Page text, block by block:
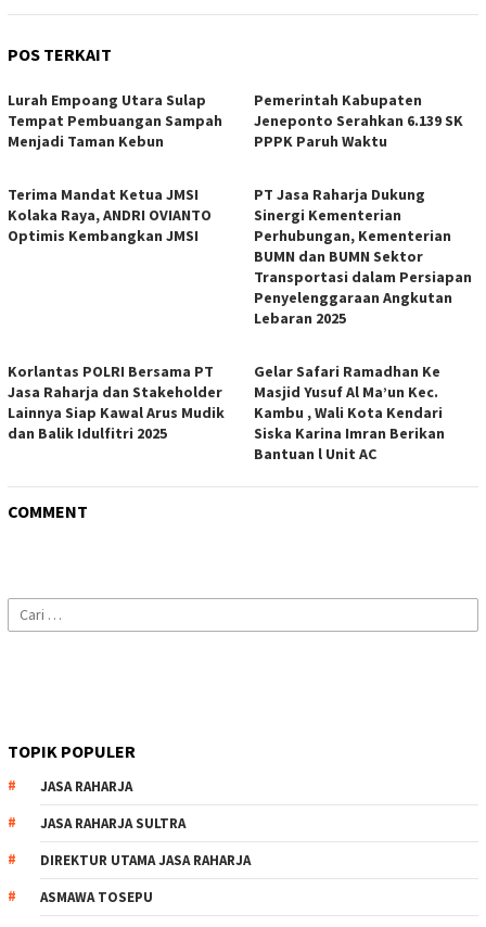
POS TERKAIT
Lurah Empoang Utara Sulap
Tempat Pembuangan Sampah
Menjadi Taman Kebun
Pemerintah Kabupaten
Jeneponto Serahkan 6.139 SK
PPPK Paruh Waktu
Terima Mandat Ketua JMSI
Kolaka Raya, ANDRI OVIANTO
Optimis Kembangkan JMSI
PT Jasa Raharja Dukung
Sinergi Kementerian
Perhubungan, Kementerian
BUMN dan BUMN Sektor
Transportasi dalam Persiapan
Penyelenggaraan Angkutan
Lebaran 2025
Korlantas POLRI Bersama PT
Jasa Raharja dan Stakeholder
Lainnya Siap Kawal Arus Mudik
dan Balik Idulfitri 2025
Gelar Safari Ramadhan Ke
Masjid Yusuf Al Ma’un Kec.
Kambu , Wali Kota Kendari
Siska Karina Imran Berikan
Bantuan l Unit AC
COMMENT
Cari
untuk:
TOPIK POPULER
JASA RAHARJA
JASA RAHARJA SULTRA
DIREKTUR UTAMA JASA RAHARJA
ASMAWA TOSEPU